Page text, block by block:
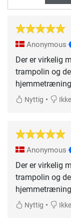
Anonymous
Der er virkelig
trampolin og
Nyttig •
Anonymous
Der er virkelig
trampolin og
Nyttig •